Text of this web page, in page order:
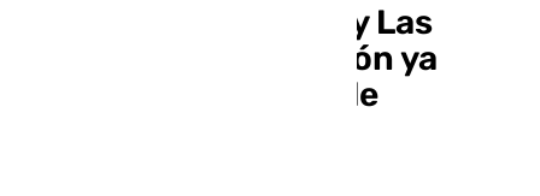
Estepa, Guadalcanal y Las
Navas de la Concepción ya
cuentan con mapas de